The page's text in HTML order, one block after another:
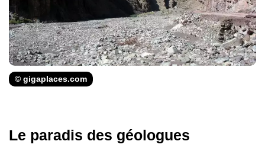
© gigaplaces.com
Le paradis des géologues